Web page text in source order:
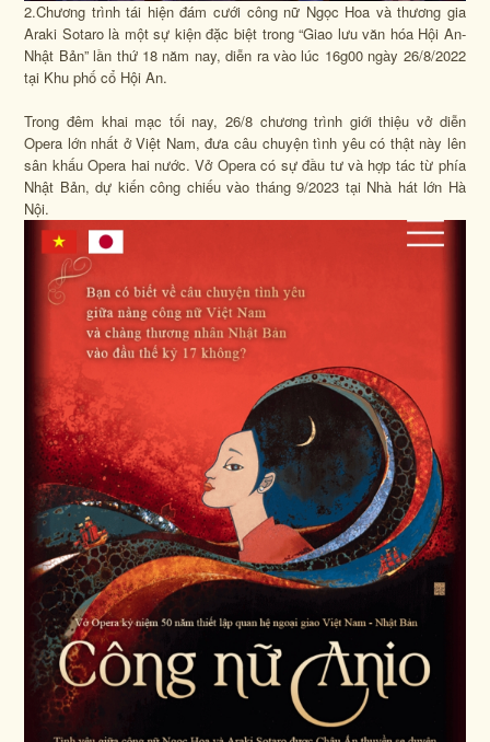
2.Chương trình tái hiện đám cưới công nữ Ngọc Hoa và thương gia
Araki Sotaro là một sự kiện đặc biệt trong “Giao lưu văn hóa Hội An-
Nhật Bản” lần thứ 18 năm nay, diễn ra vào lúc 16g00 ngày 26/8/2022
tại Khu phố cổ Hội An.
Trong đêm khai mạc tối nay, 26/8 chương trình giới thiệu vở diễn
Opera lớn nhất ở Việt Nam, đưa câu chuyện tình yêu có thật này lên
sân khấu Opera hai nước. Vở Opera có sự đầu tư và hợp tác từ phía
Nhật Bản, dự kiến công chiếu vào tháng 9/2023 tại Nhà hát lớn Hà
Nội.